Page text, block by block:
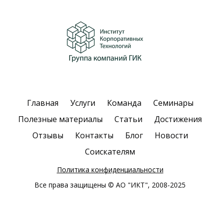
Главная Услуги Команда
Семинары
Полезные материалы
Статьи
Достижения
Отзывы
Контакты Блог
Новости
Соискателям
Политика конфиденциальности
Все права защищены © АО "ИКТ", 2008-2025